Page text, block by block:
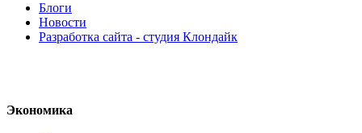
Блоги
Новости
Разработка сайта - студия Клондайк
Экономика